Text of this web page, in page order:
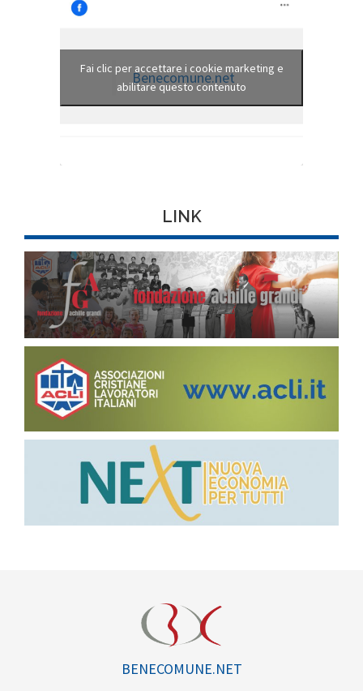
Benecomune.net
Fai clic per accettare i cookie marketing e
abilitare questo contenuto
LINK
BENECOMUNE.NET